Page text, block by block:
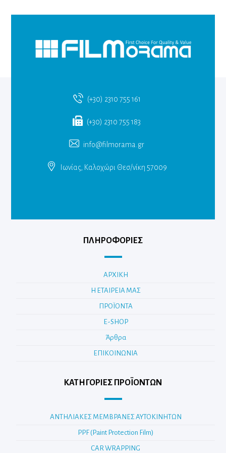
(+30) 2310 755 161
(+30) 2310 755 183
info@filmorama.gr
Ιωνίας, Καλοχώρι Θεσ/νίκη 57009
ΠΛΗΡΟΦΟΡΙΕΣ
ΑΡΧΙΚΗ
Η ΕΤΑΙΡΕΙΑ ΜΑΣ
ΠΡΟΪΟΝΤΑ
E-SHOP
Άρθρα
ΕΠΙΚΟΙΝΩΝΙΑ
ΚΑΤΗΓΟΡΊΕΣ ΠΡΟΪΌΝΤΩΝ
ΑΝΤΗΛΙΑΚΕΣ ΜΕΜΒΡΑΝΕΣ ΑΥΤΟΚΙΝΗΤΩΝ
PPF (Paint Protection Film)
CAR WRAPPING